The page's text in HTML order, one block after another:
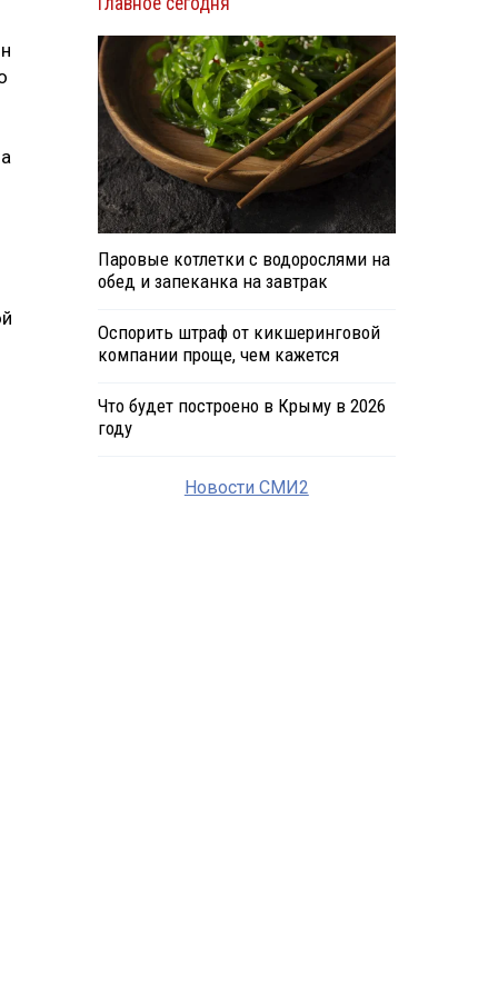
Паровые котлетки с водорослями на
обед и запеканка на завтрак
Оспорить штраф от кикшеринговой
компании проще, чем кажется
Что будет построено в Крыму в 2026
году
Новости СМИ2